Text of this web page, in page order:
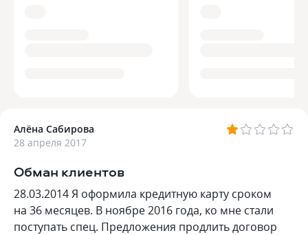
Алёна Сабирова
28 апреля 2017
Обман клиентов
28.03.2014 Я оформила кредитную карту сроком
на 36 месяцев. В ноябре 2016 года, ко мне стали
поступать спец. Предложения продлить договор